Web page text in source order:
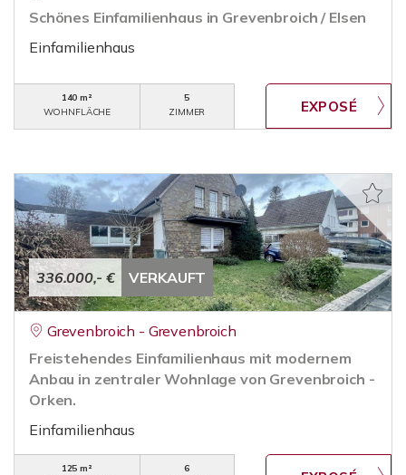
Schönes Einfamilienhaus in Grevenbroich / Elsen
Einfamilienhaus
140 m²
WOHNFLÄCHE
5
ZIMMER
336.000,- € VERKAUFT
Grevenbroich - Grevenbroich
Freistehendes Einfamilienhaus mit modernem
Anbau in zentraler Wohnlage von Grevenbroich -
Orken.
Einfamilienhaus
125 m²
6